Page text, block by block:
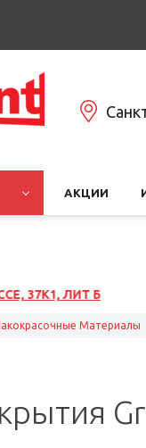
АКЦИИ
Материалы